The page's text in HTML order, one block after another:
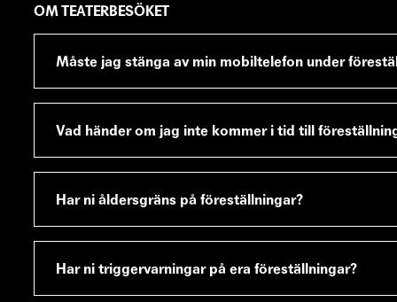
OM TEATERBESÖKET
Måste jag stänga av min mobiltelefon under
och vibrationer.
Vad händer om jag inte kommer i tid till
minst en kvart innan.
Har ni åldersgräns på föreställningar?
Har ni triggervarningar på era föreställningar?